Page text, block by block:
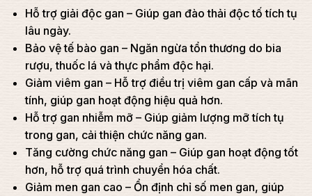
Hỗ trợ giải độc gan – Giúp gan đào thải độc tố tích tụ
lâu ngày.
Bảo vệ tế bào gan – Ngăn ngừa tổn thương do bia
rượu, thuốc lá và thực phẩm độc hại.
Giảm viêm gan – Hỗ trợ điều trị viêm gan cấp và mãn
tính, giúp gan hoạt động hiệu quả hơn.
Hỗ trợ gan nhiễm mỡ – Giúp giảm lượng mỡ tích tụ
trong gan, cải thiện chức năng gan.
Tăng cường chức năng gan – Giúp gan hoạt động tốt
hơn, hỗ trợ quá trình chuyển hóa chất.
Giảm men gan cao – Ổn định chỉ số men gan, giúp